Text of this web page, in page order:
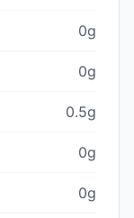
0g
0g
0.5g
0g
0g